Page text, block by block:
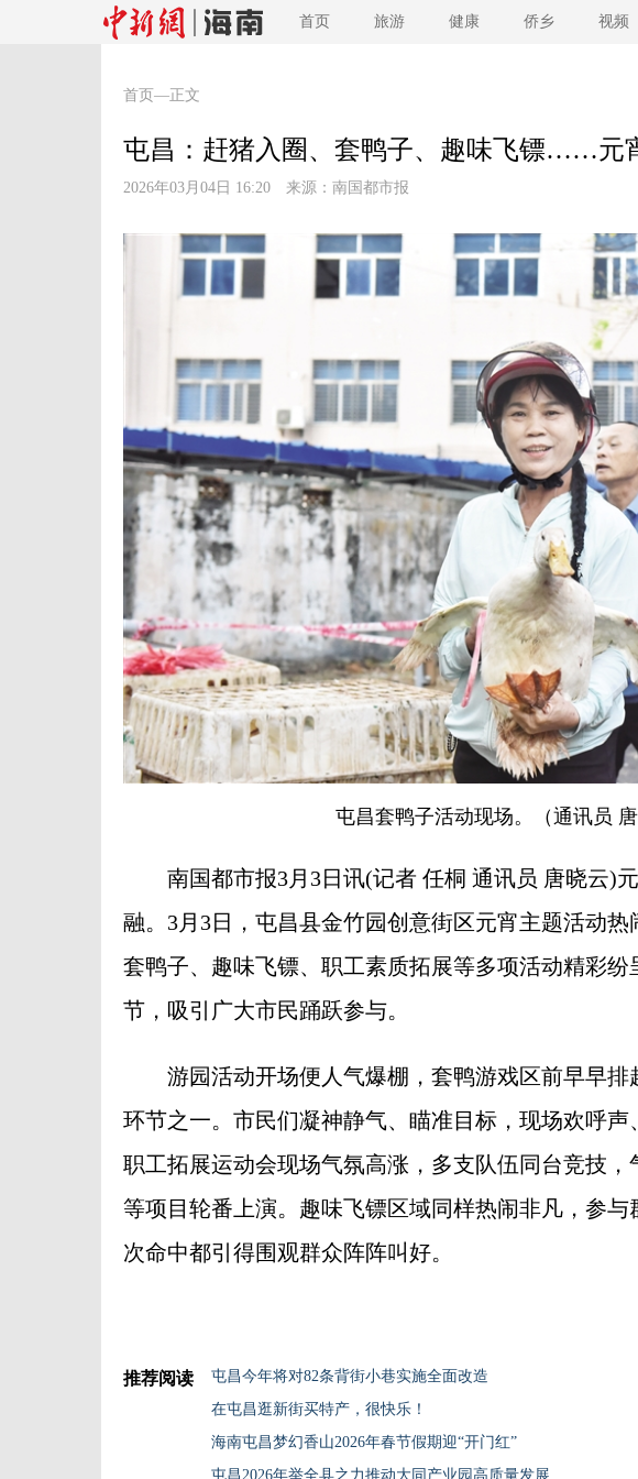
首页 旅游 健康 侨乡 视频
首页 —正文
屯昌：赶猪入圈、套鸭子、趣味飞镖……元
2026年03月04日 16:20 来源： 南国都市报
屯昌套鸭子活动现场。（通讯员 唐
南国都市报3月3日讯(记者 任桐 通讯员 唐晓云)
融。3月3日，屯昌县金竹园创意街区元宵主题活动热
套鸭子、趣味飞镖、职工素质拓展等多项活动精彩
节，吸引广大市民踊跃参与。
游园活动开场便人气爆棚，套鸭游戏区前早早排
环节之一。市民们凝神静气、瞄准目标，现场欢呼声
职工拓展运动会现场气氛高涨，多支队伍同台竞技
等项目轮番上演。趣味飞镖区域同样热闹非凡，参
次命中都引得围观群众阵阵叫好。
推荐阅读
屯昌今年将对82条背街小巷实施全面改造
在屯昌逛新街买特产，很快乐！
海南屯昌梦幻香山2026年春节假期迎“开门红”
屯昌2026年举全县之力推动大同产业园高质量发展